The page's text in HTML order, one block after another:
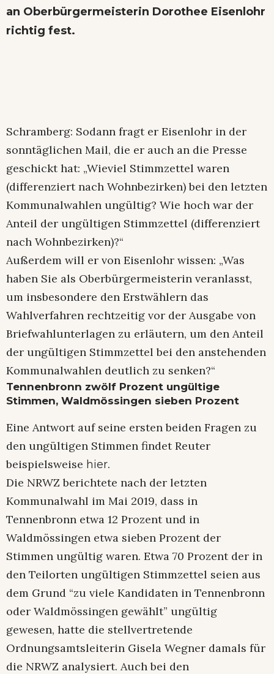
an Oberbürgermeisterin Dorothee Eisenlohr
richtig fest.
Schramberg: Sodann fragt er Eisenlohr in der
sonntäglichen Mail, die er auch an die Presse
geschickt hat: „Wieviel Stimmzettel waren
(differenziert nach Wohnbezirken) bei den letzten
Kommunalwahlen ungültig? Wie hoch war der
Anteil der ungültigen Stimmzettel (differenziert
nach Wohnbezirken)?“
Außerdem will er von Eisenlohr wissen: „Was
haben Sie als Oberbürgermeisterin veranlasst,
um insbesondere den Erstwählern das
Wahlverfahren rechtzeitig vor der Ausgabe von
Briefwahlunterlagen zu erläutern, um den Anteil
der ungültigen Stimmzettel bei den anstehenden
Kommunalwahlen deutlich zu senken?“
Tennenbronn zwölf Prozent ungültige
Stimmen, Waldmössingen sieben Prozent
Eine Antwort auf seine ersten beiden Fragen zu
den ungültigen Stimmen findet Reuter
beispielsweise hier.
Die NRWZ berichtete nach der letzten
Kommunalwahl im Mai 2019, dass in
Tennenbronn etwa 12 Prozent und in
Waldmössingen etwa sieben Prozent der
Stimmen ungültig waren. Etwa 70 Prozent der in
den Teilorten ungültigen Stimmzettel seien aus
dem Grund “zu viele Kandidaten in Tennenbronn
oder Waldmössingen gewählt” ungültig
gewesen, hatte die stellvertretende
Ordnungsamtsleiterin Gisela Wegner damals für
die NRWZ analysiert. Auch bei den